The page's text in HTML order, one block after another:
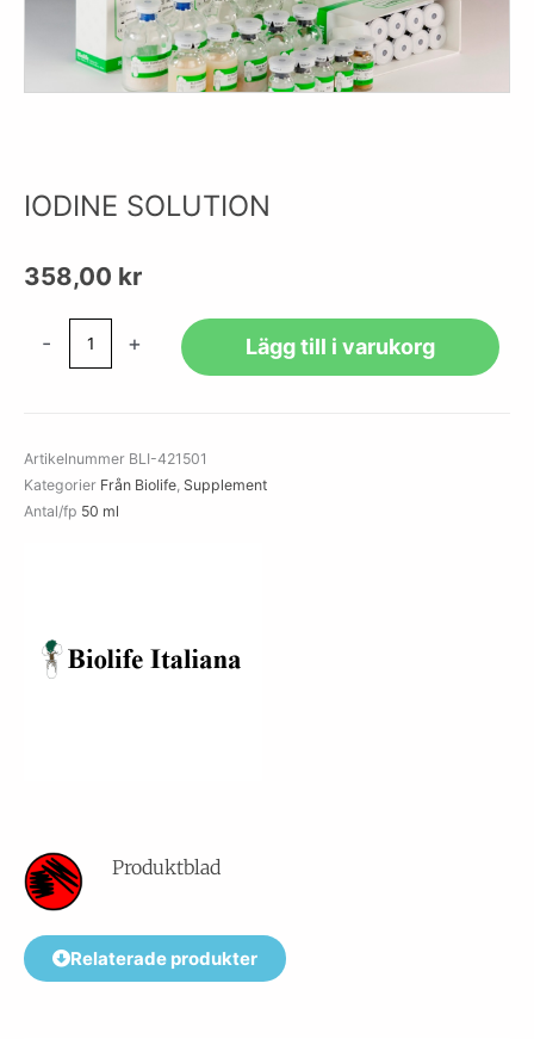
IODINE SOLUTION
358,00 kr
- + Lägg till i varukorg
Artikelnummer BLI-421501
Kategorier Från Biolife Supplement
Antal/fp 50 ml
Produktblad
Relaterade produkter